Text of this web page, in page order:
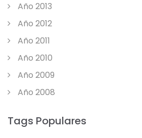
Año 2013
Año 2012
Año 2011
Año 2010
Año 2009
Año 2008
Tags Populares